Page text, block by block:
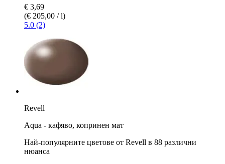
€ 3,69
(€ 205,00 / l)
5.0 (2)
Revell
Aqua - кафяво, копринен мат
Най-популярните цветове от Revell в 88 различни
нюанса